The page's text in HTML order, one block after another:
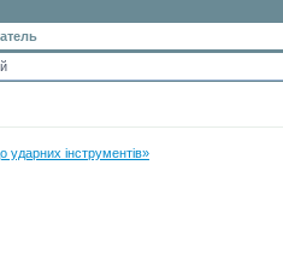
інструментів»